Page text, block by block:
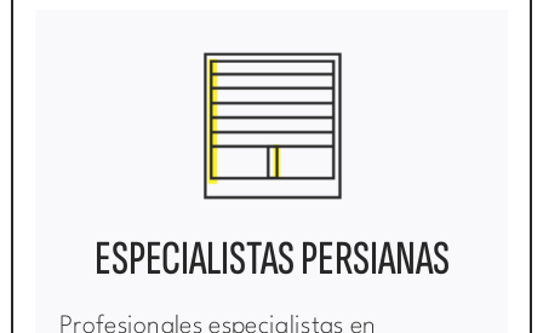
ESPECIALISTAS PERSIANAS
Profesionales especialistas en